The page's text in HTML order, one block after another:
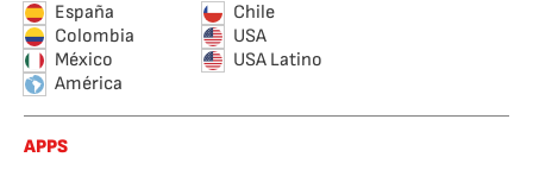
España
Chile
Colombia
USA
México
USA Latino
América
APPS